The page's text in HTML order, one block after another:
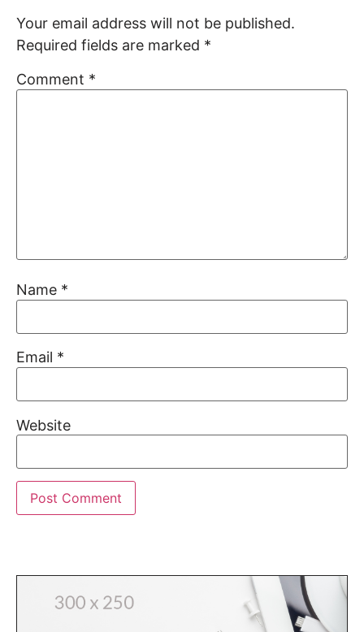
Your email address will not be published.
Required fields are marked *
Comment *
Name *
Email *
Website